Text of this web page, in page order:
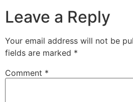
Leave a Reply
Your email address will not be
fields are marked *
Comment *